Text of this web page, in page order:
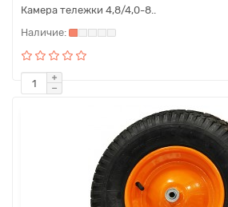
Камера тележки 4,8/4,0-8..